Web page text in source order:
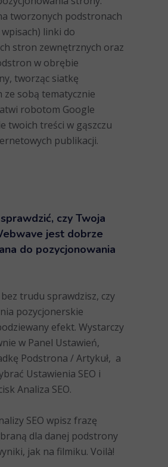
tworzonych podstronach
linki do
stron zewnętrznych oraz
w obrębie
tworząc siatkę
ze sobą tematycznie
robotom Google
twoich treści w gąszczu
publikacji.
czy Twoja
jest dobrze
do pozycjonowania
trudu sprawdzisz, czy
pozycjonerskie
efekt. Wystarczy
w Panel Ustawień,
Podstrona / Artykuł, a
Ustawienia SEO i
Analiza SEO.
SEO wpisz frazę
dla danej podstrony
jak na filmiku. Voilà!